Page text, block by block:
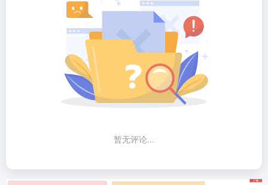
暂无评论...